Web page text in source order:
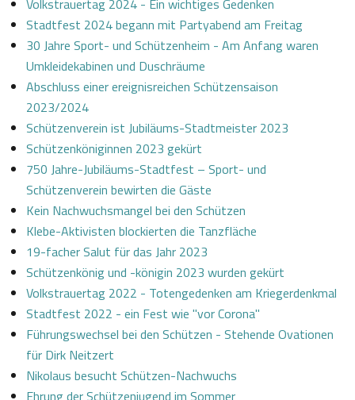
Volkstrauertag 2024 - Ein wichtiges Gedenken
Stadtfest 2024 begann mit Partyabend am Freitag
30 Jahre Sport- und Schützenheim - Am Anfang waren
Umkleidekabinen und Duschräume
Abschluss einer ereignisreichen Schützensaison
2023/2024
Schützenverein ist Jubiläums-Stadtmeister 2023
Schützenköniginnen 2023 gekürt
750 Jahre-Jubiläums-Stadtfest – Sport- und
Schützenverein bewirten die Gäste
Kein Nachwuchsmangel bei den Schützen
Klebe-Aktivisten blockierten die Tanzfläche
19-facher Salut für das Jahr 2023
Schützenkönig und -königin 2023 wurden gekürt
Volkstrauertag 2022 - Totengedenken am Kriegerdenkmal
Stadtfest 2022 - ein Fest wie "vor Corona"
Führungswechsel bei den Schützen - Stehende Ovationen
für Dirk Neitzert
Nikolaus besucht Schützen-Nachwuchs
Ehrung der Schützenjugend im Sommer